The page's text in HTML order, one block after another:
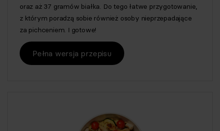
oraz aż 37 gramów białka. Do tego łatwe przygotowanie,
z którym poradzą sobie również osoby nieprzepadające
za pichceniem. I gotowe!
Pełna wersja przepisu